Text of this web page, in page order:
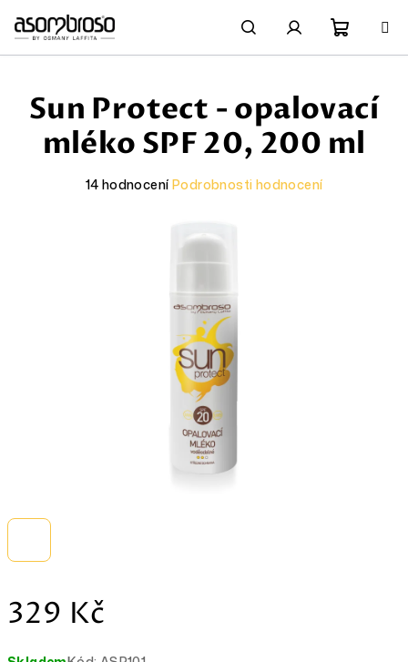
na
obsah
HledatPřihlášení
košík
329 Kč
Sun Protect - opalovací
mléko SPF 20, 200 ml
14 hodnocení Podrobnosti hodnocení